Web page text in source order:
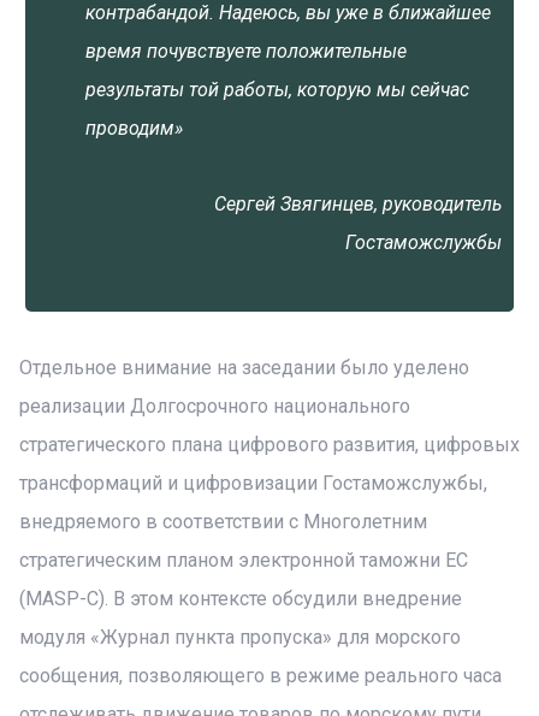
контрабандой. Надеюсь, вы уже в ближайшее
время почувствуете положительные
результаты той работы, которую мы сейчас
проводим»
Сергей Звягинцев, руководитель
Гостаможслужбы
Отдельное внимание на заседании было уделено
реализации Долгосрочного национального
стратегического плана цифрового развития, цифровых
трансформаций и цифровизации Гостаможслужбы,
внедряемого в соответствии с Многолетним
стратегическим планом электронной таможни ЕС
(MASP-C). В этом контексте обсудили внедрение
модуля «Журнал пункта пропуска» для морского
сообщения, позволяющего в режиме реального часа